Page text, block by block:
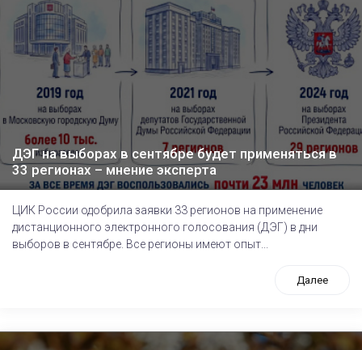
ДЭГ на выборах в сентябре будет применяться в
33 регионах – мнение эксперта
ЦИК России одобрила заявки 33 регионов на применение
дистанционного электронного голосования (ДЭГ) в дни
выборов в сентябре. Все регионы имеют опыт...
Далее